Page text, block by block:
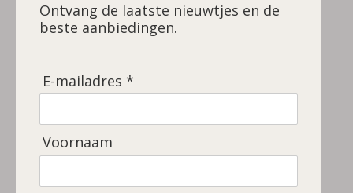
Ontvang de laatste nieuwtjes en de
beste aanbiedingen.
E-mailadres *
Voornaam